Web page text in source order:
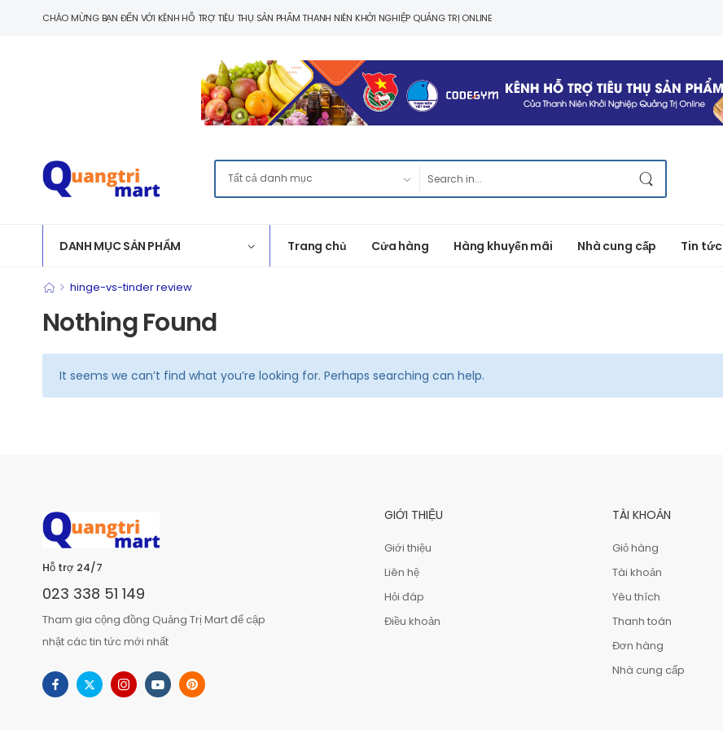
CHÀO MỪNG BẠN ĐẾN VỚI KÊNH HỖ TRỢ TIÊU THỤ SẢN PHẨM THANH NIÊN KHỞI NGHIỆP QUẢNG TRỊ ONLINE
DANH MỤC SẢN PHẨM Trang chủ Cửa hàng Hàng khuyến mãi Nhà cung cấp Tin tức
> hinge-vs-tinder review
Nothing Found
It seems we can’t find what you’re looking for. Perhaps searching can help.
Hỗ trợ 24/7
023 338 51 149
Tham gia cộng đồng Quảng Trị Mart để cập
nhật các tin tức mới nhất
GIỚI THIỆU
Giới thiệu
Liên hệ
Hỏi đáp
Điều khoản
TÀI KHOẢN
Giỏ hàng
Tài khoản
Yêu thích
Thanh toán
Đơn hàng
Nhà cung cấp